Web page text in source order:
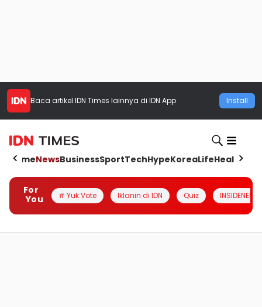
Baca artikel IDN Times lainnya di IDN App Install
HomeNewsBusinessSportTechHypeKoreaLifeHealth
For
You
# Yuk Vote Iklanin di IDN Quiz INSIDENESIA